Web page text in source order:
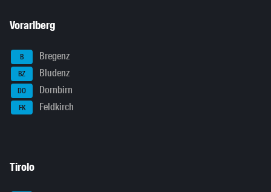
Vorarlberg
B Bregenz
BZ Bludenz
DO Dornbirn
FK Feldkirch
Tirolo